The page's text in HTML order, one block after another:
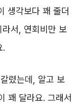
생각보다 꽤 줄더
서, 연회비만 보
.
렸는데, 알고 보
꽤 달라요. 그래서